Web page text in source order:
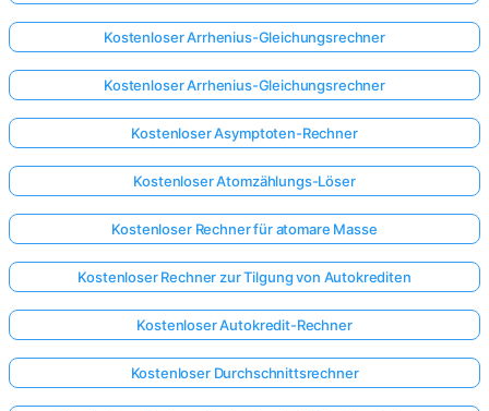
Kostenloser Arrhenius-Gleichungsrechner
Kostenloser Arrhenius-Gleichungsrechner
Kostenloser Asymptoten-Rechner
Kostenloser Atomzählungs-Löser
Kostenloser Rechner für atomare Masse
Kostenloser Rechner zur Tilgung von Autokrediten
Kostenloser Autokredit-Rechner
Kostenloser Durchschnittsrechner